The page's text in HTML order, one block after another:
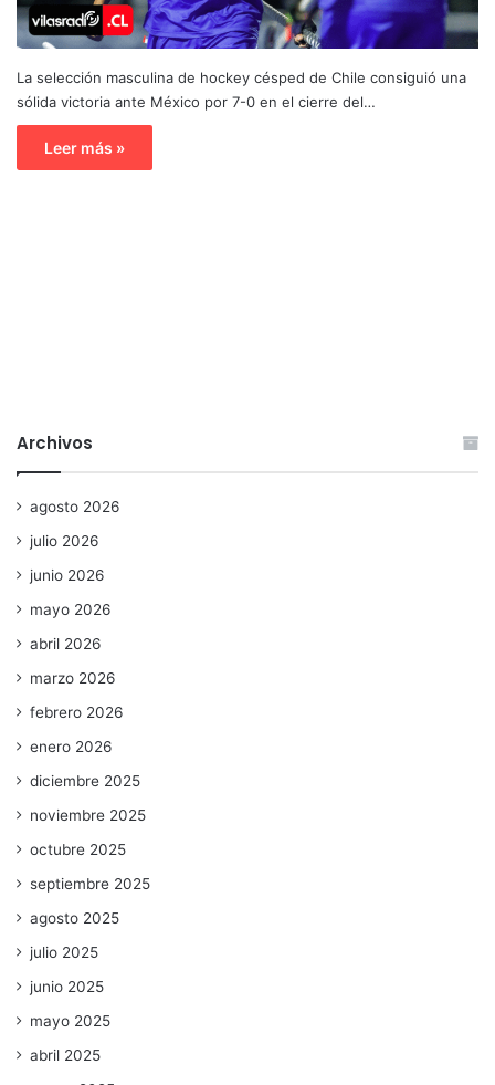
La selección masculina de hockey césped de Chile consiguió una
sólida victoria ante México por 7-0 en el cierre del…
Leer más »
Archivos
agosto 2026
julio 2026
junio 2026
mayo 2026
abril 2026
marzo 2026
febrero 2026
enero 2026
diciembre 2025
noviembre 2025
octubre 2025
septiembre 2025
agosto 2025
julio 2025
junio 2025
mayo 2025
abril 2025